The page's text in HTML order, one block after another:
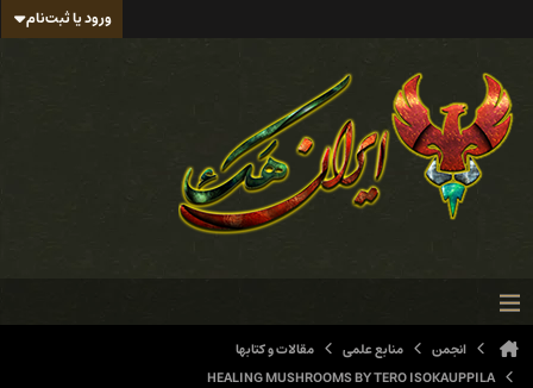
ورود یا ثبت‌نام
انجمن منابع علمی
مقالات و کتابها
HEALING MUSHROOMS BY TERO ISOKAUPPILA